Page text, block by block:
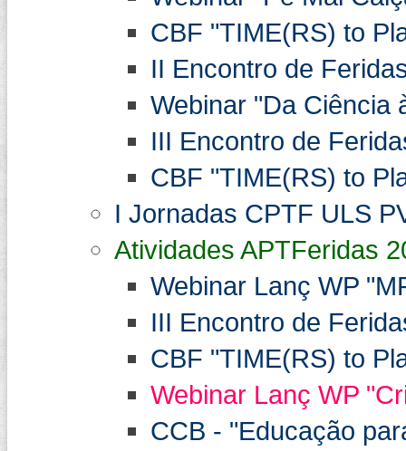
CBF "TIME(RS) to
II Encontro de
Webinar "Da Ciência
III Encontro de
CBF "TIME(RS) to
I Jornadas CPTF ULS
Atividades APTFeridas
Webinar Lanç WP
III Encontro de
CBF "TIME(RS) to
Webinar Lanç WP
CCB - "Educação